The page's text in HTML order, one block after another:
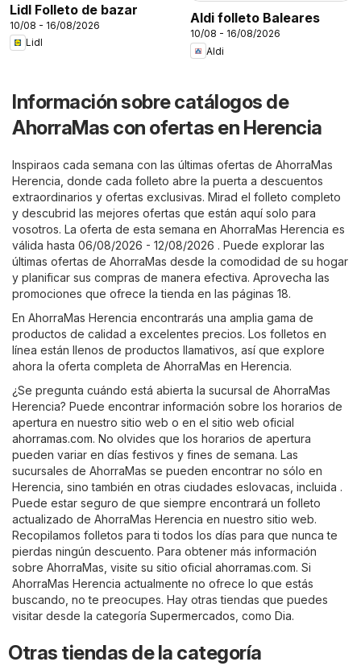
Lidl Folleto de bazar
10/08 - 16/08/2026
Lidl
Aldi folleto Baleares
10/08 - 16/08/2026
Aldi
Información sobre catálogos de
AhorraMas con ofertas en Herencia
Inspiraos cada semana con las últimas ofertas de AhorraMas
Herencia, donde cada folleto abre la puerta a descuentos
extraordinarios y ofertas exclusivas. Mirad el folleto completo
y descubrid las mejores ofertas que están aquí solo para
vosotros. La oferta de esta semana en AhorraMas Herencia es
válida hasta 06/08/2026 - 12/08/2026 . Puede explorar las
últimas ofertas de AhorraMas desde la comodidad de su hogar
y planificar sus compras de manera efectiva. Aprovecha las
promociones que ofrece la tienda en las páginas 18.
En AhorraMas Herencia encontrarás una amplia gama de
productos de calidad a excelentes precios. Los folletos en
línea están llenos de productos llamativos, así que explore
ahora la oferta completa de AhorraMas en Herencia.
¿Se pregunta cuándo está abierta la sucursal de AhorraMas
Herencia? Puede encontrar información sobre los horarios de
apertura en nuestro sitio web o en el sitio web oficial
ahorramas.com. No olvides que los horarios de apertura
pueden variar en días festivos y fines de semana. Las
sucursales de AhorraMas se pueden encontrar no sólo en
Herencia, sino también en otras ciudades eslovacas, incluida .
Puede estar seguro de que siempre encontrará un folleto
actualizado de AhorraMas Herencia en nuestro sitio web.
Recopilamos folletos para ti todos los días para que nunca te
pierdas ningún descuento. Para obtener más información
sobre AhorraMas, visite su sitio oficial ahorramas.com. Si
AhorraMas Herencia actualmente no ofrece lo que estás
buscando, no te preocupes. Hay otras tiendas que puedes
visitar desde la categoría Supermercados , como Dia.
Otras tiendas de la categoría